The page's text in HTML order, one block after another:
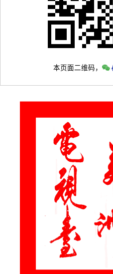
本页面二维码，